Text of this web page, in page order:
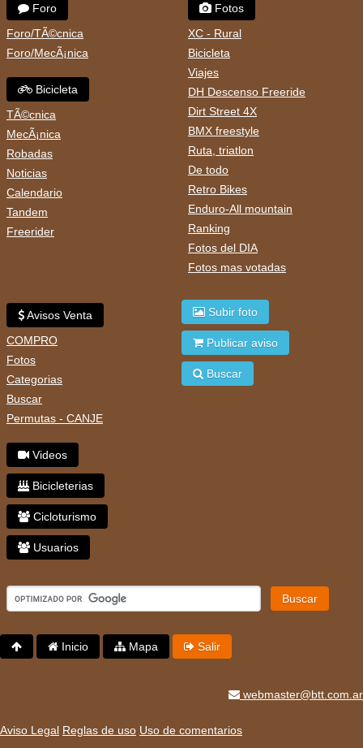
Foro
Foro/TÃ©cnica
Foro/MecÃ¡nica
Bicicleta
TÃ©cnica
MecÃ¡nica
Robadas
Noticias
Calendario
Tandem
Freerider
Fotos
XC - Rural
Bicicleta
Viajes
DH Descenso Freeride
Dirt Street 4X
BMX freestyle
Ruta, triatlon
De todo
Retro Bikes
Enduro-All mountain
Ranking
Fotos del DIA
Fotos mas votadas
Avisos Venta
COMPRO
Fotos
Categorias
Buscar
Permutas - CANJE
Videos
Bicicleterias
Cicloturismo
Usuarios
Subir foto
Publicar aviso
Buscar
Buscar
Inicio Mapa Salir
webmaster@btt.com.ar
Aviso Legal Reglas de uso Uso de comentarios